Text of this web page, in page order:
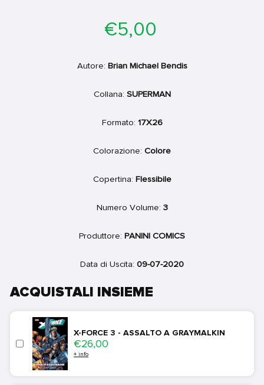
di
€5,00
Autore: Brian Michael Bendis
Collana: SUPERMAN
Formato: 17X26
Colorazione: Colore
Copertina: Flessibile
Numero Volume: 3
Produttore: PANINI COMICS
Data di Uscita: 09-07-2020
ACQUISTALI INSIEME
X-FORCE 3 - ASSALTO A GRAYMALKIN
Price
€26,00
+ info